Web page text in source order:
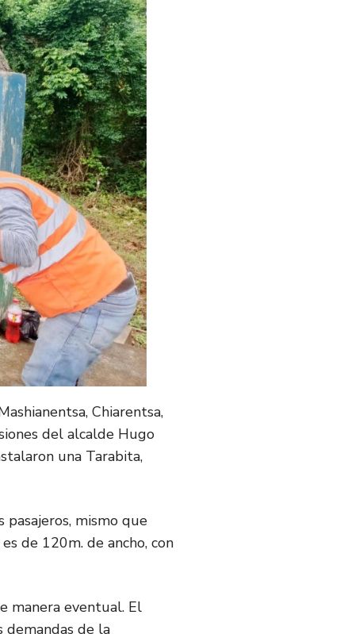
Chiarentsa,
del alcalde Hugo
una Tarabita,
mismo que
de 120m. de ancho, con
manera eventual. El
demandas de la